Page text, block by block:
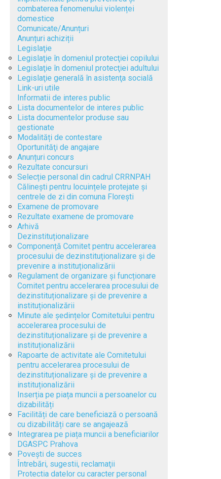
combaterea fenomenului violenței
domestice
Comunicate/Anunțuri
Anunțuri achiziții
Legislaţie
Legislaţie în domeniul protecţiei copilului
Legislaţie în domeniul protecţiei adultului
Legislaţie generală în asistenţa socială
Link-uri utile
Informatii de interes public
Lista documentelor de interes public
Lista documentelor produse sau
gestionate
Modalități de contestare
Oportunităţi de angajare
Anunțuri concurs
Rezultate concursuri
Selecție personal din cadrul CRRNPAH
Călinești pentru locuințele protejate și
centrele de zi din comuna Florești
Examene de promovare
Rezultate examene de promovare
Arhivă
Dezinstituționalizare
Componență Comitet pentru accelerarea
procesului de dezinstituționalizare și de
prevenire a instituționalizării
Regulament de organizare și funcționare
Comitet pentru accelerarea procesului de
dezinstituționalizare și de prevenire a
instituționalizării
Minute ale ședințelor Comitetului pentru
accelerarea procesului de
dezinstituționalizare și de prevenire a
instituționalizării
Rapoarte de activitate ale Comitetului
pentru accelerarea procesului de
dezinstituționalizare și de prevenire a
instituționalizării
Inserția pe piața muncii a persoanelor cu
dizabilități
Facilități de care beneficiază o persoană
cu dizabilități care se angajează
Integrarea pe piața muncii a beneficiarilor
DGASPC Prahova
Povești de succes
Întrebări, sugestii, reclamaţii
Protectia datelor cu caracter personal